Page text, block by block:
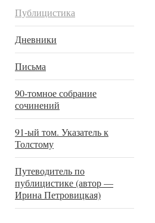
Публицистика
Дневники
Письма
90-томное собрание
сочинений
91-ый том. Указатель к
Толстому
Путеводитель по
публицистике (автор —
Ирина Петровицкая)